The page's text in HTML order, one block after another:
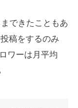
できたこともあ
稿をするのみ
ロワーは月平均